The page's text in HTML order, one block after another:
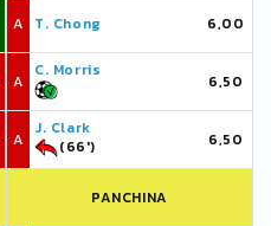
A T. Chong 6,00
A
C. Morris
6,50
A
J. Clark
(66')
6,50
PANCHINA